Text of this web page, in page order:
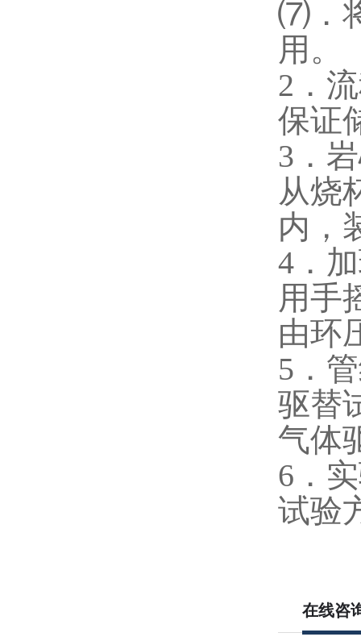
⑺．
用。
2．
保证
3．
从烧
内，
4．
用手
由环
5．
驱替
气体
6．
试验
在线咨